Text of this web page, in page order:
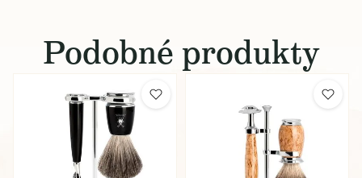
Podobné produkty